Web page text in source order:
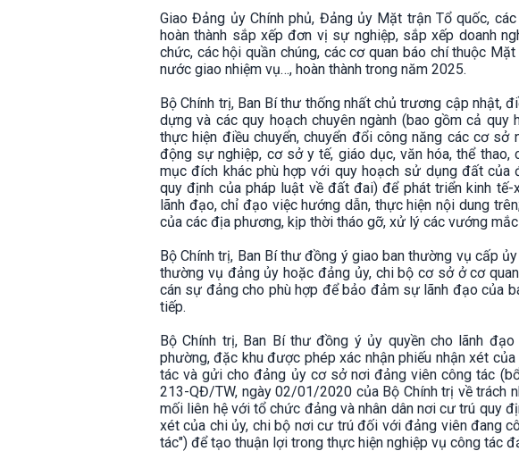
Giao Đảng ủy Chính phủ, Đảng ủy Mặt trận Tổ quốc,
hoàn thành sắp xếp đơn vị sự nghiệp, sắp xếp doanh
chức, các hội quần chúng, các cơ quan báo chí thuộc
nước giao nhiệm vụ…, hoàn thành trong năm 2025.
Bộ Chính trị, Ban Bí thư thống nhất chủ trương cập nhật,
dựng và các quy hoạch chuyên ngành (bao gồm cả
thực hiện điều chuyển, chuyển đổi công năng các cơ
động sự nghiệp, cơ sở y tế, giáo dục, văn hóa, thể
mục đích khác phù hợp với quy hoạch sử dụng đất của
quy định của pháp luật về đất đai) để phát triển kinh tế-
lãnh đạo, chỉ đạo việc hướng dẫn, thực hiện nội dung
của các địa phương, kịp thời tháo gỡ, xử lý các vướng
Bộ Chính trị, Ban Bí thư đồng ý giao ban thường vụ cấp
thường vụ đảng ủy hoặc đảng ủy, chi bộ cơ sở ở cơ
cán sự đảng cho phù hợp để bảo đảm sự lãnh đạo của
tiếp.
Bộ Chính trị, Ban Bí thư đồng ý ủy quyền cho lãnh
phường, đặc khu được phép xác nhận phiếu nhận xét
tác và gửi cho đảng ủy cơ sở nơi đảng viên công tác
213-QĐ/TW, ngày 02/01/2020 của Bộ Chính trị về trách
mối liên hệ với tổ chức đảng và nhân dân nơi cư trú quy
xét của chi ủy, chi bộ nơi cư trú đối với đảng viên đang
tác") để tạo thuận lợi trong thực hiện nghiệp vụ công tác